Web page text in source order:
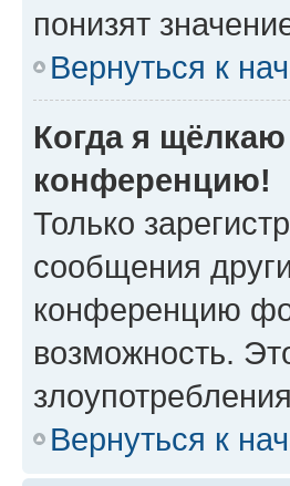
понизят
Вернуться к
Когда я
конференцию!
Только
сообщения
конференцию
возможность.
Вернуться к